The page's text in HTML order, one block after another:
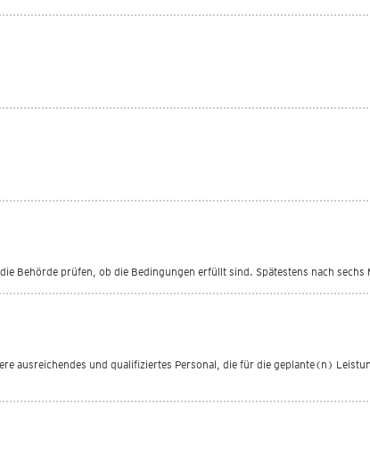
Behörde prüfen, ob die Bedingungen erfüllt sind. Spätestens nach sechs
ausreichendes und qualifiziertes Personal, die für die geplante(n)